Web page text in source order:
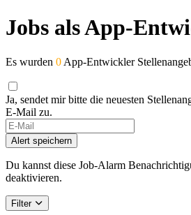
Jobs als App-
Es wurden 0 App-Entwickler
Ja, sendet mir bitte die neuesten
E-Mail zu.
If
you
are
a
human,
this
field
Alert speichern
Du kannst diese Job-Alarm
deaktivieren.
Filter